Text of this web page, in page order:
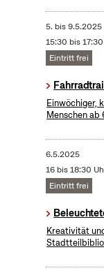
5. bis9.5.2025
15:30 bis
Eintritt frei
Einwöchiger,
Menschen ab
6.5.2025
16 bis 18:30
Eintritt frei
Kreativität